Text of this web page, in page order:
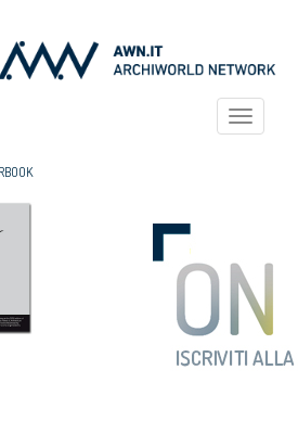
Toggle